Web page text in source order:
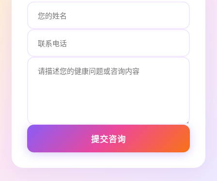
提交咨询